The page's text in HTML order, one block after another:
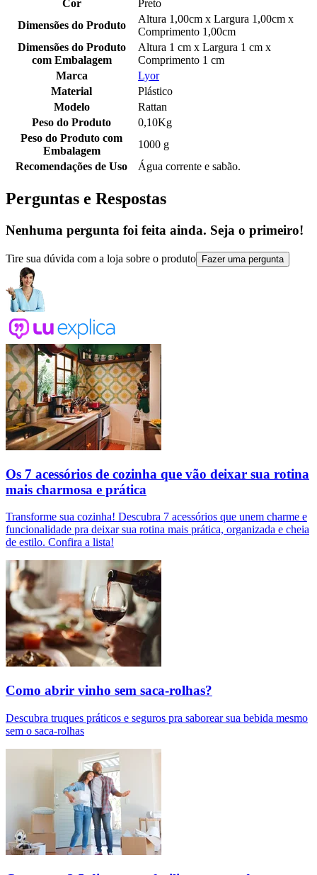
Cor
Preto
Dimensões do Produto
Altura 1,00cm x Largura 1,00cm x
Comprimento 1,00cm
Dimensões do Produto
com Embalagem
Altura 1 cm x Largura 1 cm x
Comprimento 1 cm
Marca
Lyor
Material
Plástico
Modelo
Rattan
Peso do Produto
0,10Kg
Peso do Produto com
Embalagem
1000 g
Recomendações de Uso
Água corrente e sabão.
Perguntas e Respostas
Nenhuma pergunta foi feita ainda. Seja o primeiro!
Tire sua dúvida com a loja sobre o produto Fazer uma pergunta
Os 7 acessórios de cozinha que vão deixar sua rotina
mais charmosa e prática
Transforme sua cozinha! Descubra 7 acessórios que unem charme e
funcionalidade pra deixar sua rotina mais prática, organizada e cheia
de estilo. Confira a lista!
Como abrir vinho sem saca-rolhas?
Descubra truques práticos e seguros pra saborear sua bebida mesmo
sem o saca-rolhas